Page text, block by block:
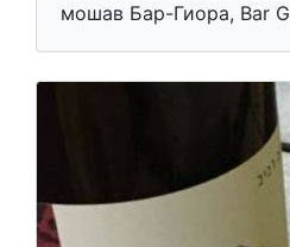
мошав Бар-Гиора, Bar